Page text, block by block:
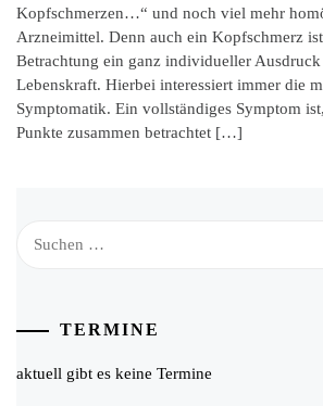
Kopfschmerzen…“ und noch viel mehr
Arzneimittel. Denn auch ein Kopfschmerz
Betrachtung ein ganz individueller
Lebenskraft. Hierbei interessiert immer die
Symptomatik. Ein vollständiges Symptom
Punkte zusammen betrachtet […]
TERMINE
aktuell gibt es keine Termine